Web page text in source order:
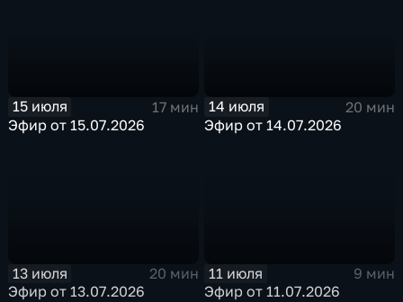
15 июля
17 мин
Эфир от 15.07.2026
14 июля
20 мин
Эфир от 14.07.2026
13 июля
20 мин
Эфир от 13.07.2026
11 июля
9 мин
Эфир от 11.07.2026